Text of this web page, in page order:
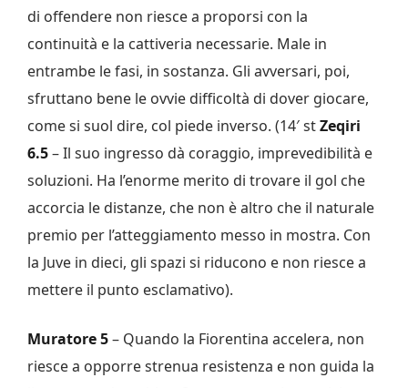
di offendere non riesce a proporsi con la
continuità e la cattiveria necessarie. Male in
entrambe le fasi, in sostanza. Gli avversari, poi,
sfruttano bene le ovvie difficoltà di dover giocare,
come si suol dire, col piede inverso. (14′ stZeqiri
6.5– Il suo ingresso dà coraggio, imprevedibilità e
soluzioni. Ha l’enorme merito di trovare il gol che
accorcia le distanze, che non è altro che il naturale
premio per l’atteggiamento messo in mostra. Con
la Juve in dieci, gli spazi si riducono e non riesce a
mettere il punto esclamativo).
Muratore 5– Quando la Fiorentina accelera, non
riesce a opporre strenua resistenza e non guida la